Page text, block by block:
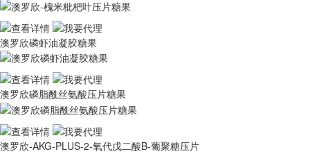
澳罗欣磷虾油凝胶糖果
澳罗欣磷脂酰丝氨酸压片糖果
澳罗欣-AKG-PLUS-2-氧代戊二酸B-葡聚糖压片